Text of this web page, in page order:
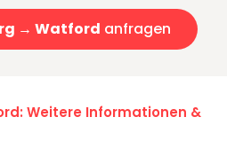
→ Watford anfragen
Weitere Informationen &